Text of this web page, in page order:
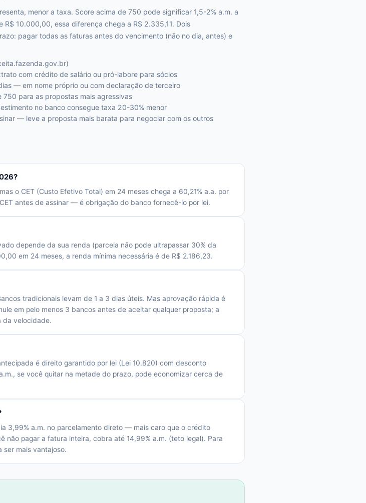
menor a taxa. Score acima de 750 pode significar 1,5-2% a.m. a
10.000,00, essa diferença chega a R$ 2.335,11. Dois
pagar todas as faturas antes do vencimento (não no dia, antes) e
com crédito de salário ou pró-labore para sócios
— em nome próprio ou com declaração de terceiro
para as propostas mais agressivas
no banco consegue taxa 20-30% menor
— leve a proposta mais barata para negociar com os outros
o CET (Custo Efetivo Total) em 24 meses chega a 60,21% a.a. por
antes de assinar — é obrigação do banco fornecê-lo por lei.
depende da sua renda (parcela não pode ultrapassar 30% da
em 24 meses, a renda mínima necessária é de R$ 2.186,23.
tradicionais levam de 1 a 3 dias úteis. Mas aprovação rápida é
em pelo menos 3 bancos antes de aceitar qualquer proposta; a
da velocidade.
é direito garantido por lei (Lei 10.820) com desconto
se você quitar na metade do prazo, pode economizar cerca de
3,99% a.m. no parcelamento direto — mais caro que o crédito
não pagar a fatura inteira, cobra até 14,99% a.m. (teto legal). Para
ser mais vantajoso.